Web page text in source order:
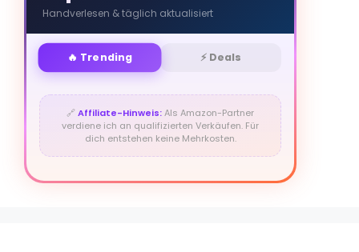
Handverlesen & täglich aktualisiert
🔥 Trending ⚡ Deals
🔗Affiliate-Hinweis:Als Amazon-Partner
verdiene ich an qualifizierten Verkäufen. Für
dich entstehen keine Mehrkosten.